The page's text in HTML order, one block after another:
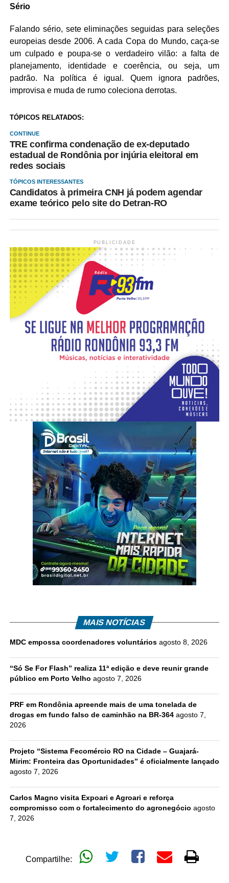
Sério
Falando sério, sete eliminações seguidas para seleções
europeias desde 2006. A cada Copa do Mundo, caça-se
um culpado e poupa-se o verdadeiro vilão: a falta de
planejamento, identidade e coerência, ou seja, um
padrão. Na política é igual. Quem ignora padrões,
improvisa e muda de rumo coleciona derrotas.
TÓPICOS RELATADOS:
CONTINUE
TRE confirma condenação de ex-deputado
estadual de Rondônia por injúria eleitoral em
redes sociais
TÓPICOS INTERESSANTES
Candidatos à primeira CNH já podem agendar
exame teórico pelo site do Detran-RO
PUBLICIDADE
MAIS NOTÍCIAS
MDC empossa coordenadores voluntários agosto 8, 2026
“Só Se For Flash” realiza 11ª edição e deve reunir grande
público em Porto Velho agosto 7, 2026
PRF em Rondônia apreende mais de uma tonelada de
drogas em fundo falso de caminhão na BR-364 agosto 7,
2026
Projeto “Sistema Fecomércio RO na Cidade – Guajará-
Mirim: Fronteira das Oportunidades” é oficialmente lançado
agosto 7, 2026
Carlos Magno visita Expoari e Agroari e reforça
compromisso com o fortalecimento do agronegócio agosto
7, 2026
Compartilhe: